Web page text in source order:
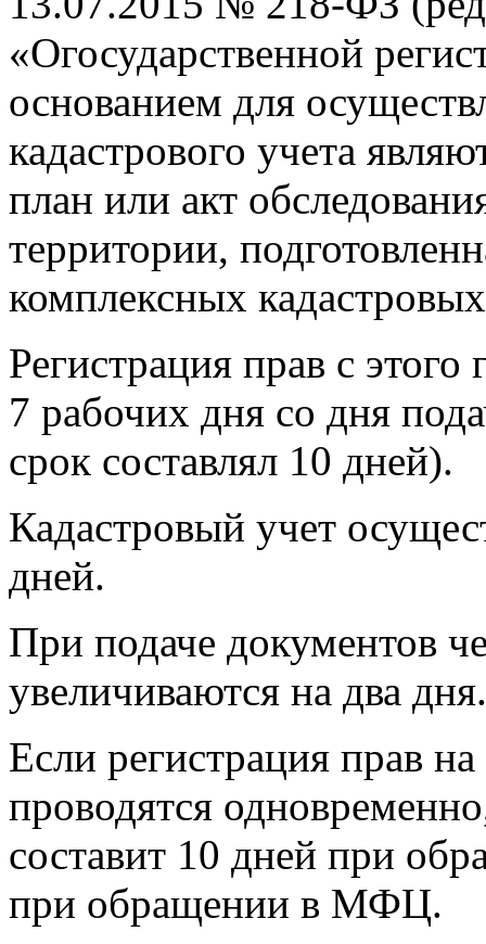
«Огосударственной
основанием для
кадастрового учета
план или акт
территории,
комплексных
Регистрация прав с этого
7 рабочих дня со дня
срок составлял 10 дней).
Кадастровый учет
дней.
При подаче документов
увеличиваются на два дня.
Если регистрация прав
проводятся
составит 10 дней при
при обращении в МФЦ.